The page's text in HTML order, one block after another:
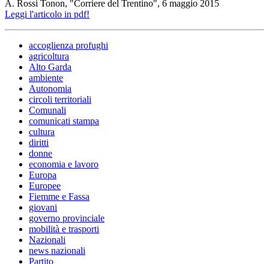
A. Rossi Tonon, "Corriere del Trentino", 6 maggio 2015
Leggi l'articolo in pdf!
accoglienza profughi
agricoltura
Alto Garda
ambiente
Autonomia
circoli territoriali
Comunali
comunicati stampa
cultura
diritti
donne
economia e lavoro
Europa
Europee
Fiemme e Fassa
giovani
governo provinciale
mobilità e trasporti
Nazionali
news nazionali
Partito